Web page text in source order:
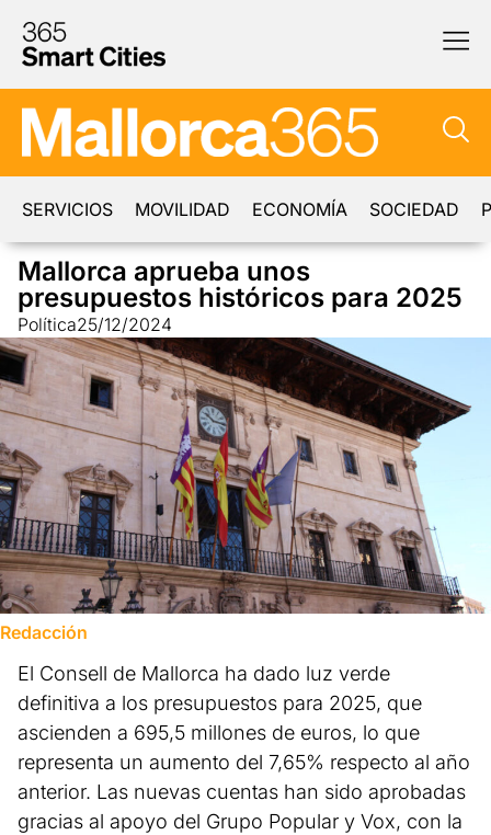
SERVICIOS MOVILIDAD ECONOMÍA SOCIEDAD
Mallorca aprueba unos
presupuestos históricos para 2025
Política25/12/2024
Redacción
El Consell de Mallorca ha dado luz verde
definitiva a los presupuestos para 2025, que
ascienden a 695,5 millones de euros, lo que
representa un aumento del 7,65% respecto al año
anterior. Las nuevas cuentas han sido aprobadas
gracias al apoyo del Grupo Popular y Vox, con la